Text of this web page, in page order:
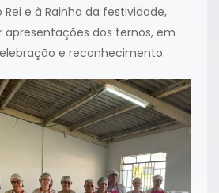
e à Rainha da festividade,
dos ternos, em
e reconhecimento.